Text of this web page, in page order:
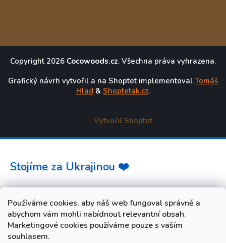
Používáme cookies, aby náš web fungoval správně a
abychom vám mohli nabídnout relevantní obsah.
Marketingové cookies používáme pouze s vaším
souhlasem.
Copyright 2026 Cocowoods.cz. Všechna práva vyhrazena.
Grafický návrh vytvořil a na Shoptet implementoval Tomáš
Hlad & Shoptetak.cz.
Vytvořil Shoptet
Stojíme za Ukrajinou ❤️
Jak a čím pomoci »